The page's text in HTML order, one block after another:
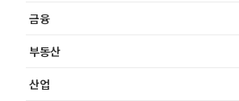
금융
부동산
산업